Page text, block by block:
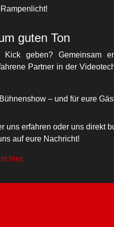
guten Ton
Kick geben? Gemeinsam
Partner in der
– und für eure
uns erfahren oder uns direkt
auf eure Nachricht!
hier.